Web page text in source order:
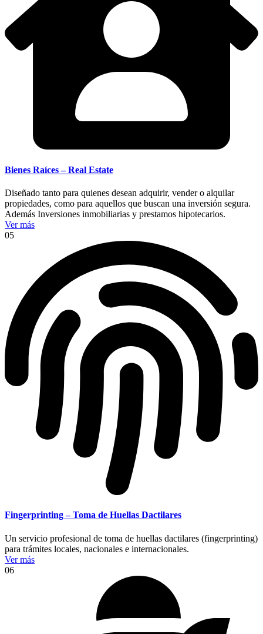
Bienes Raíces – Real Estate
Diseñado tanto para quienes desean adquirir, vender o alquilar
propiedades, como para aquellos que buscan una inversión segura.
Además Inversiones inmobiliarias y prestamos hipotecarios.
Ver más
05
Fingerprinting – Toma de Huellas Dactilares
Un servicio profesional de toma de huellas dactilares (fingerprinting)
para trámites locales, nacionales e internacionales.
Ver más
06